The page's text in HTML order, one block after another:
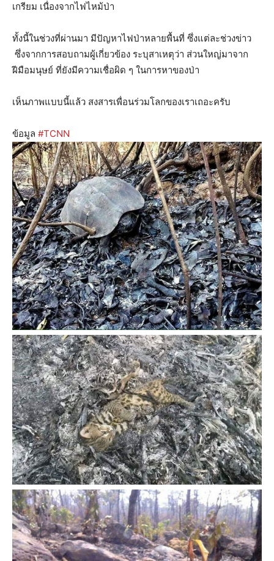
เกรียม เนื่องจากไฟไหม้ป่า
ทั้งนี้ในช่วงที่ผ่านมา มีปัญหาไฟป่าหลายพื้นที่ ซึ่งแต่ละช่วงข่าว
ซึ่งจากการสอบถามผู้เกี่ยวข้อง ระบุสาเหตุว่า ส่วนใหญ่มาจาก
ฝีมือมนุษย์ ที่ยังมีความเชื่อผิด ๆ ในการหาของป่า
เห็นภาพแบบนี้แล้ว สงสารเพื่อนร่วมโลกของเราเถอะครับ
ข้อมูล #TCNN